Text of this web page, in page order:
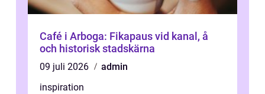
Café i Arboga: Fikapaus vid kanal, å
och historisk stadskärna
09 juli 2026
admin
inspiration